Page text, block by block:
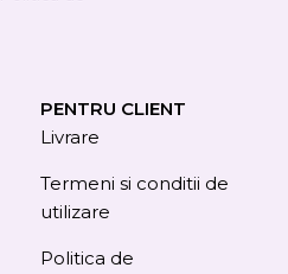
PENTRU CLIENT
Livrare
Termeni si conditii de
utilizare
Politica de